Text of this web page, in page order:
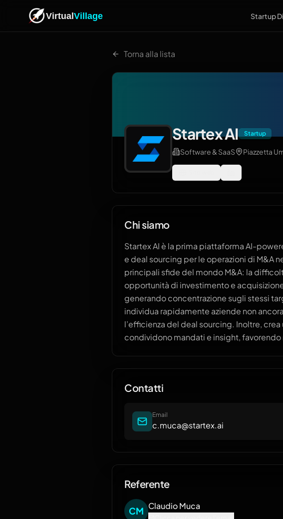
VirtualVillage Startup
Torna alla lista
Startex AI Startup
Software & SaaS Piazzetta
Chi siamo
Startex AI è la prima piattaforma AI-
e deal sourcing per le operazioni di M&A
principali sfide del mondo M&A: la
opportunità di investimento e
generando concentrazione sugli stessi
individua rapidamente aziende non
l’efficienza del deal sourcing. Inoltre,
condividono mandati e insight,
Contatti
Email
c.muca@startex.ai
Referente
CM ClaudioMuca